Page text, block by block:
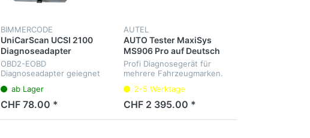
BIMMERCODE
UniCarScan UCSI 2100
Diagnoseadapter
OBD2-EOBD
Diagnoseadapter geiegnet
Motoscan BMW...
ab Lager
CHF 78.00 *
AUTEL
AUTO Tester MaxiSys
MS906 Pro auf Deutsch
Profi Diagnosegerät für
mehrere Fahrzeugmarken.
Steuergeräte, Service-
Intervalle, Elektrische-Park-
Bremse, Codierung und
Adaption für BMW F un...
2-5 Werktage
CHF 2 395.00 *